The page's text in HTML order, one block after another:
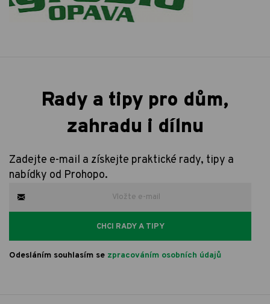
Rady a tipy pro dům,
zahradu i dílnu
Zadejte e-mail a získejte praktické rady, tipy a
nabídky od Prohopo.
CHCI RADY A TIPY
Odesláním souhlasím se zpracováním osobních údajů